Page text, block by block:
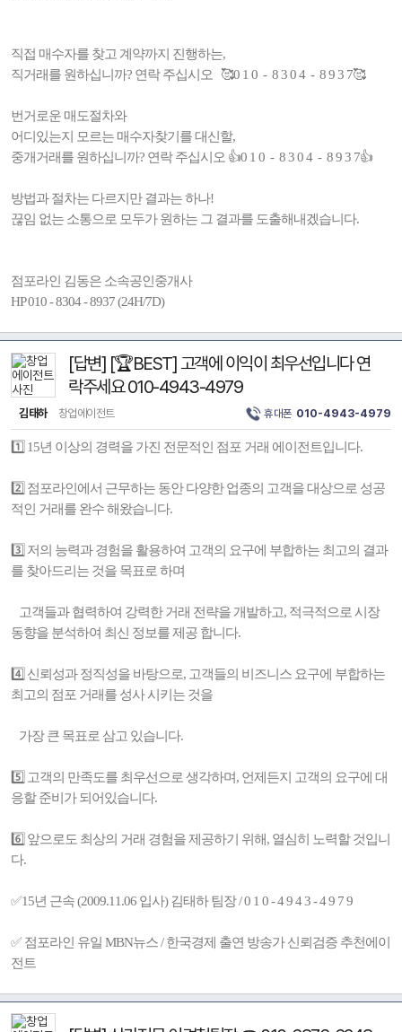
직접 매수자를 찾고 계약까지 진행하는,
직거래를 원하십니까? 연락 주십시오 🥰0 1 0 - 8 3 0 4 - 8 9 3 7🥰
번거로운 매도절차와
어디있는지 모르는 매수자찾기를 대신할,
중개거래를 원하십니까? 연락 주십시오 👍0 1 0 - 8 3 0 4 - 8 9 3 7👍
방법과 절차는 다르지만 결과는 하나!
끊임 없는 소통으로 모두가 원하는 그 결과를 도출해내겠습니다.
점포라인 김동은 소속공인중개사
HP 010 - 8304 - 8937 (24H/7D)
[답변] [🏆BEST] 고객에 이익이 최우선입니다 연
락주세요 010-4943-4979
김태하 창업에이전트 휴대폰 010-4943-4979
1️⃣ 15년 이상의 경력을 가진 전문적인 점포 거래 에이전트입니다.
2️⃣ 점포라인에서 근무하는 동안 다양한 업종의 고객을 대상으로 성공
적인 거래를 완수 해왔습니다.
3️⃣ 저의 능력과 경험을 활용하여 고객의 요구에 부합하는 최고의 결과
를 찾아드리는 것을 목표로 하며
고객들과 협력하여 강력한 거래 전략을 개발하고, 적극적으로 시장
동향을 분석하여 최신 정보를 제공 합니다.
4️⃣ 신뢰성과 정직성을 바탕으로, 고객들의 비즈니스 요구에 부합하는
최고의 점포 거래를 성사 시키는 것을
가장 큰 목표로 삼고 있습니다.
5️⃣ 고객의 만족도를 최우선으로 생각하며, 언제든지 고객의 요구에 대
응할 준비가 되어있습니다.
6️⃣ 앞으로도 최상의 거래 경험을 제공하기 위해, 열심히 노력할 것입니
다.
✅15년 근속 (2009.11.06 입사) 김태하 팀장 / 0 1 0 - 4 9 4 3 - 4 9 7 9
✅ 점포라인 유일 MBN뉴스 / 한국경제 출연 방송가 신뢰검증 추천에이
전트